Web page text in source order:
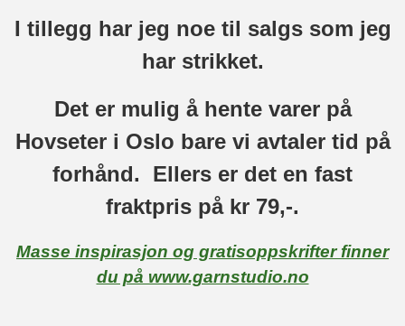
I tillegg har jeg noe til salgs som jeg
har strikket.
Det er mulig å hente varer på
Hovseter i Oslo bare vi avtaler tid på
forhånd. Ellers er det en fast
fraktpris på kr 79,-.
Masse inspirasjon og gratisoppskrifter finner
du på www.garnstudio.no